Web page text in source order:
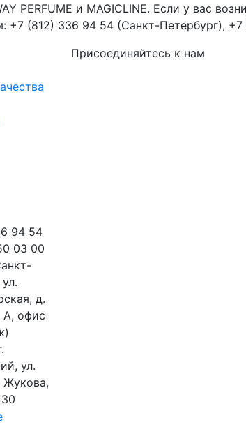
PERFUME и MAGICLINE. Если у вас
+7 (812) 336 94 54 (Санкт-Петербург),
94 54
03 00
д.
А, офис
ул.
Жукова,
Присоединяйтесь к нам